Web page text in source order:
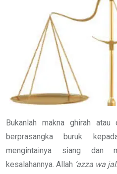
Bukanlah makna ghirah
berprasangka buruk
mengintainya siang dan
kesalahannya. Allah ‘azza wa